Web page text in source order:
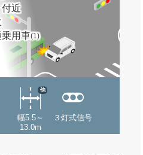
近
用車(1)
幅5.5～
13.0m
他
３灯式信号